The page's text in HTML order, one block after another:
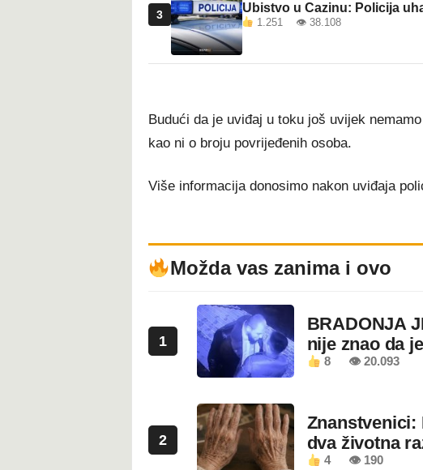
3 Ubistvo u Cazinu: Policija
1.251 👁 38.108
Budući da je uviđaj u toku još uvijek
kao ni o broju povrijeđenih osoba.
Više informacija donosimo nakon uviđaja
Možda vas zanima i ovo
1
BRADONJA
nije znao da
8 👁 20.093
2
Znanstvenici:
dva životna
4 👁 190